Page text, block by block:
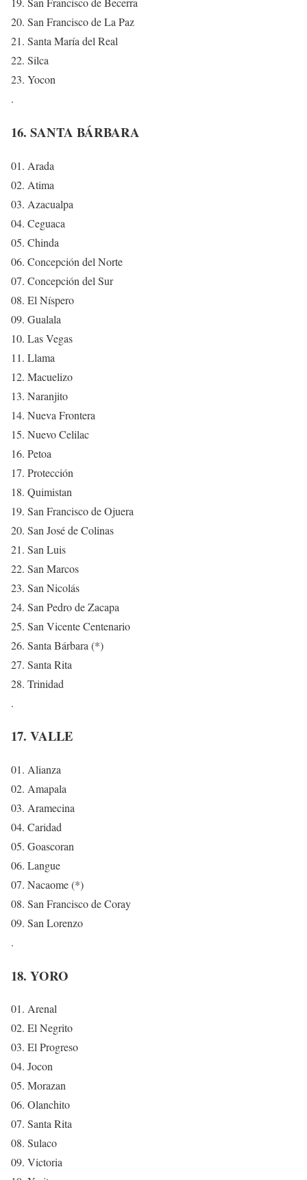
20. San Francisco de La Paz
21. Santa María del Real
22. Silca
23. Yocon
.
16. SANTA BÁRBARA
01. Arada
02. Atima
03. Azacualpa
04. Ceguaca
05. Chinda
06. Concepción del Norte
07. Concepción del Sur
08. El Níspero
09. Gualala
10. Las Vegas
11. Llama
12. Macuelizo
13. Naranjito
14. Nueva Frontera
15. Nuevo Celilac
16. Petoa
17. Protección
18. Quimistan
19. San Francisco de Ojuera
20. San José de Colinas
21. San Luis
22. San Marcos
23. San Nicolás
24. San Pedro de Zacapa
25. San Vicente Centenario
26. Santa Bárbara (*)
27. Santa Rita
28. Trinidad
.
17. VALLE
01. Alianza
02. Amapala
03. Aramecina
04. Caridad
05. Goascoran
06. Langue
07. Nacaome (*)
08. San Francisco de Coray
09. San Lorenzo
.
18. YORO
01. Arenal
02. El Negrito
03. El Progreso
04. Jocon
05. Morazan
06. Olanchito
07. Santa Rita
08. Sulaco
09. Victoria